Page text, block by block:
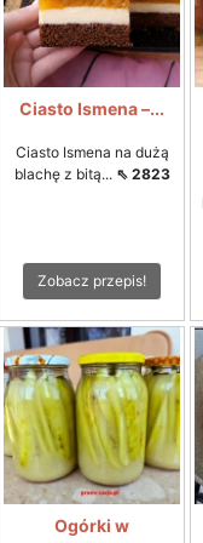
Ciasto Ismena –...
Ciasto Ismena na dużą
blachę z bitą... ⇖ 2823
Zobacz przepis!
Ogórki w